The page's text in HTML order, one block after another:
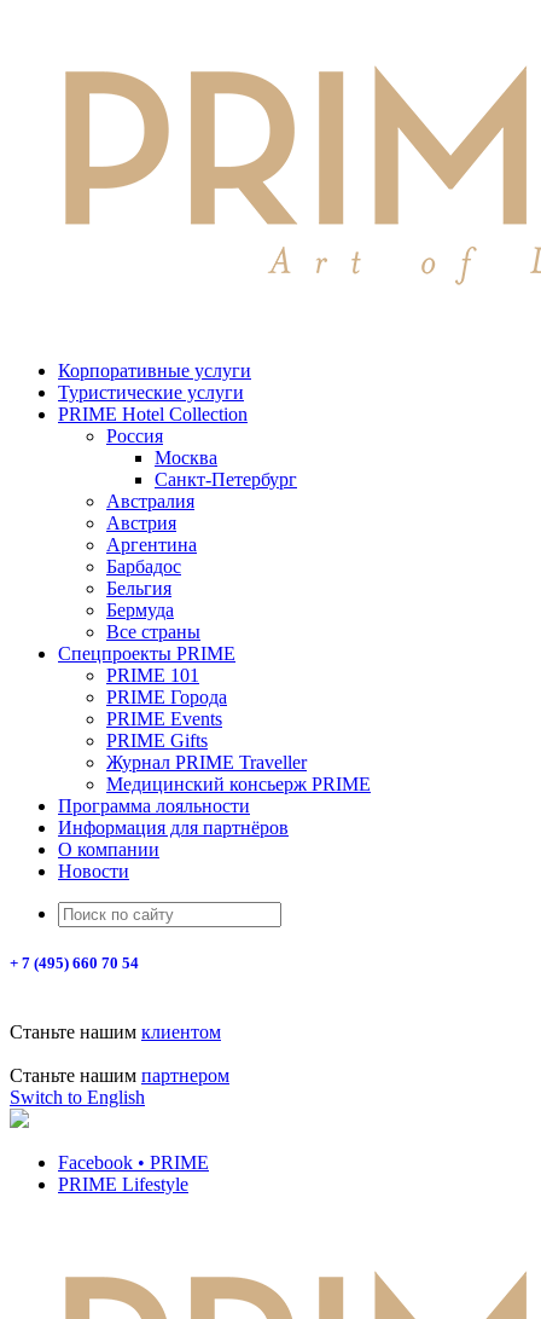
Корпоративные услуги
Туристические услуги
PRIME Hotel Collection
Россия
Москва
Санкт-Петербург
Австралия
Австрия
Аргентина
Барбадос
Бельгия
Бермуда
Все страны
Спецпроекты PRIME
PRIME 101
PRIME Города
PRIME Events
PRIME Gifts
Журнал PRIME Traveller
Медицинский консьерж PRIME
Программа лояльности
Информация для партнёров
О компании
Новости
+ 7 (495) 660 70 54
Станьте нашим клиентом
Станьте нашим партнером
Switch to English
Facebook • PRIME
PRIME Lifestyle